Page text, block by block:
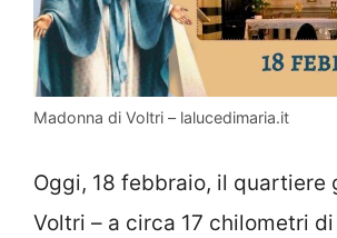
Madonna di Voltri – lalucedimaria.it
Oggi, 18 febbraio, il quartiere
Voltri – a circa 17 chilometri